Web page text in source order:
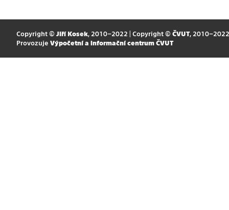
Copyright © Jiří Kosek, 2010–2022 | Copyright © ČVUT, 2010–2022
Provozuje Výpočetní a informační centrum ČVUT